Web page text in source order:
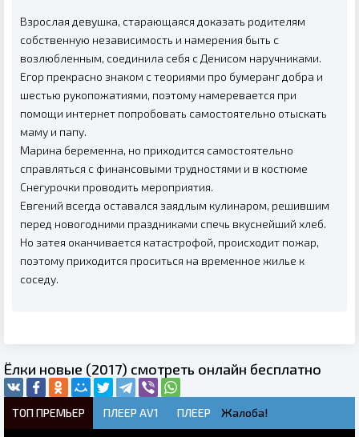
Взрослая девушка, старающаяся доказать родителям
собственную независимость и намерения быть с
возлюбленным, соединила себя с Денисом наручниками.
Егор прекрасно знаком с теориями про бумеранг добра и
шестью рукопожатиями, поэтому намеревается при
помощи интернет попробовать самостоятельно отыскать
маму и папу.
Марина беременна, но приходится самостоятельно
справляться с финансовыми трудностями и в костюме
Снегурочки проводить мероприятия.
Евгений всегда оставался заядлым кулинаром, решившим
перед новогодними праздниками спечь вкуснейший хлеб.
Но затея оканчивается катастрофой, происходит пожар,
поэтому приходится проситься на временное жилье к
соседу.
Ёлки новые (2017) смотреть онлайн бесплатно
ТОП ПРЕМЬЕР ПЛЕЕР AV1 ПЛЕЕР Жалоба!